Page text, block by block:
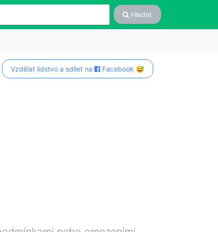
Hledat
Vzdělat lidstvo a sdílet na Facebook 😅